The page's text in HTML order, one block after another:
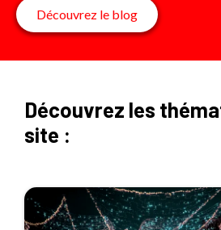
Découvrez le blog
Découvrez les
site :